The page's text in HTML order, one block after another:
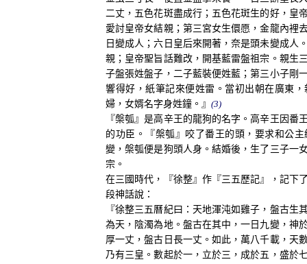
二丈，五色花斑盡成行；五色花斑生的好，皇
愛討皇帝女結親；第三宮女生儇愿，金龍內裡
日變成人；六日皇后來開著，奈是頭未變成人
親；皇帝聖旨話難改，開基藍雷盤祖宗。親生
子盤張姓盤子，二子藍裝便姓藍；第三小子剛
響得好，紙筆記來便姓雷。當初出朝在廣東
婦，女婿名字身姓鐘。』 (3)
『槃瓠』是高辛王的龍狗的名字。高辛王因番
的功臣。『槃瓠』咬了番王的頭，要求和公
變，槃瓠便是狗頭人身。結婚後，生了三子一
宗。
在三國時代，『徐整』作『三五歷記』，記下
段神話說：
『徐整三五曆紀曰：天地渾沌如雞子，盤古生
為天，陰濁為地。盤古在其中，一日九變，神
厚一丈，盤古日長一丈。如此，萬八千載，天
乃有三皇。數起於一，立於三，成於五，盛於